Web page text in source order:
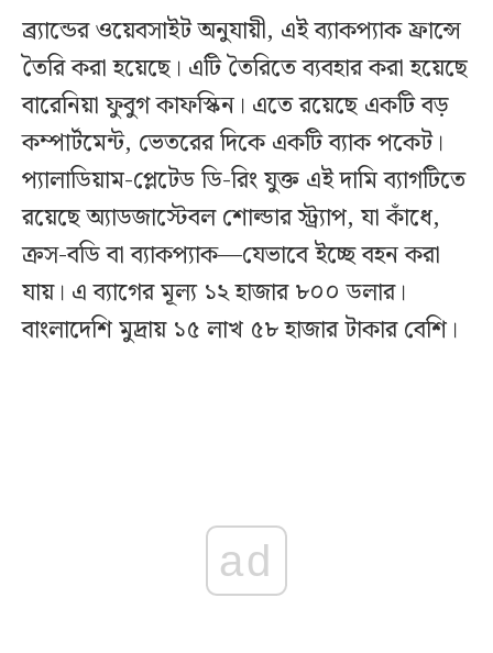
ব্র্যান্ডের ওয়েবসাইট অনুযায়ী, এই ব্যাকপ্যাক ফ্রান্সে
তৈরি করা হয়েছে। এটি তৈরিতে ব্যবহার করা হয়েছে
বারেনিয়া ফুবুগ কাফস্কিন। এতে রয়েছে একটি বড়
কম্পার্টমেন্ট, ভেতরের দিকে একটি ব্যাক পকেট।
প্যালাডিয়াম-প্লেটেড ডি-রিং যুক্ত এই দামি ব্যাগটিতে
রয়েছে অ্যাডজাস্টেবল শোল্ডার স্ট্র্যাপ, যা কাঁধে,
ক্রস-বডি বা ব্যাকপ্যাক—যেভাবে ইচ্ছে বহন করা
যায়। এ ব্যাগের মূল্য ১২ হাজার ৮০০ ডলার।
বাংলাদেশি মুদ্রায় ১৫ লাখ ৫৮ হাজার টাকার বেশি।
ad